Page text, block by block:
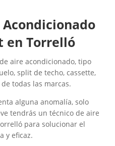
en Torrelló
aire acondicionado, tipo
split de techo, cassette,
todas las marcas.
alguna anomalía, solo
tendrás un técnico de aire
para solucionar el
y eficaz.